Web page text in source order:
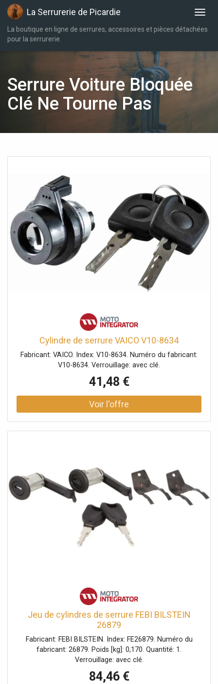
La Serrurerie de Picardie
La boutique en ligne de serrures, accessoires et pièces détachées
pour la serrurerie.
Serrure Voiture Bloquée
Clé Ne Tourne Pas
Cylindre de serrure VAICO V10-8634
Fabricant: VAICO. Index: V10-8634. Numéro du fabricant:
V10-8634. Verrouillage: avec clé.
41,48 €
Jeu de cylindres de serrure FEBI BILSTEIN
26879
Fabricant: FEBI BILSTEIN. Index: FE26879. Numéro du
fabricant: 26879. Poids [kg]: 0,170. Quantité: 1.
Verrouillage: avec clé.
84,46 €